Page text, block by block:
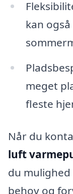
kan
meget
fleste
Når du
luft
du
behov og